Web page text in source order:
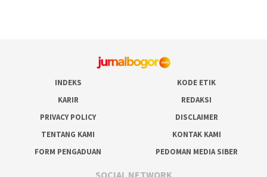
INDEKS
KODE ETIK
KARIR
REDAKSI
PRIVACY POLICY
DISCLAIMER
TENTANG KAMI
KONTAK KAMI
FORM PENGADUAN
PEDOMAN MEDIA SIBER